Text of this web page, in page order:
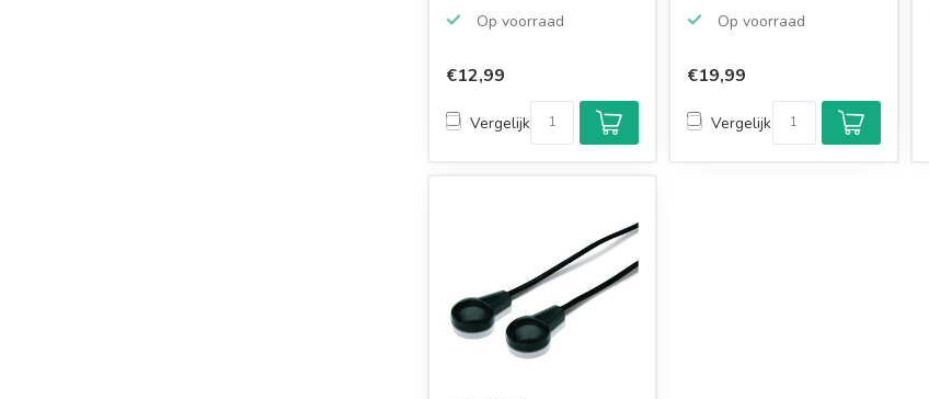
Op voorraad
€12,99
Vergelijk
Op voorraad
€19,99
Vergelijk